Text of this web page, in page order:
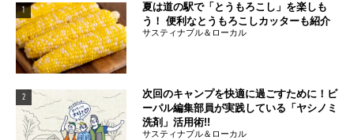
1
夏は道の駅で「とうもろこし」を楽しも
う！ 便利なとうもろこしカッターも紹介
サスティナブル＆ローカル
2
次回のキャンプを快適に過ごすために！ビ
ーパル編集部員が実践している「ヤシノミ
洗剤」活用術!!
サスティナブル＆ローカル